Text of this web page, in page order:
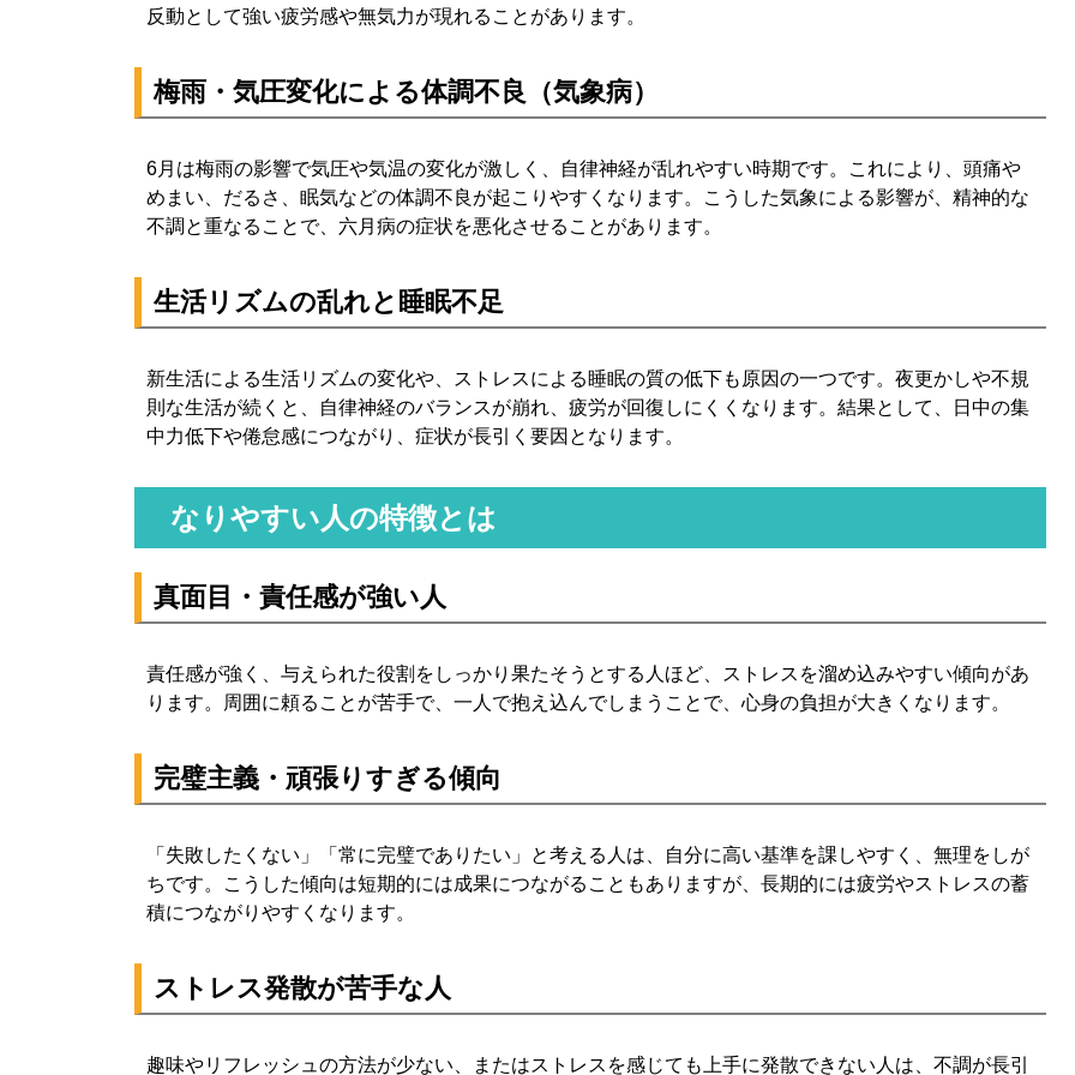
反動として強い疲労感や無気力が現れることがあります。
梅雨・気圧変化による体調不良（気象病）
6月は梅雨の影響で気圧や気温の変化が激しく、自律神経が乱れやすい時期です。これにより、頭痛や
めまい、だるさ、眠気などの体調不良が起こりやすくなります。こうした気象による影響が、精神的な
不調と重なることで、六月病の症状を悪化させることがあります。
生活リズムの乱れと睡眠不足
新生活による生活リズムの変化や、ストレスによる睡眠の質の低下も原因の一つです。夜更かしや不規
則な生活が続くと、自律神経のバランスが崩れ、疲労が回復しにくくなります。結果として、日中の集
中力低下や倦怠感につながり、症状が長引く要因となります。
なりやすい人の特徴とは
真面目・責任感が強い人
責任感が強く、与えられた役割をしっかり果たそうとする人ほど、ストレスを溜め込みやすい傾向があ
ります。周囲に頼ることが苦手で、一人で抱え込んでしまうことで、心身の負担が大きくなります。
完璧主義・頑張りすぎる傾向
「失敗したくない」「常に完璧でありたい」と考える人は、自分に高い基準を課しやすく、無理をしが
ちです。こうした傾向は短期的には成果につながることもありますが、長期的には疲労やストレスの蓄
積につながりやすくなります。
ストレス発散が苦手な人
趣味やリフレッシュの方法が少ない、またはストレスを感じても上手に発散できない人は、不調が長引